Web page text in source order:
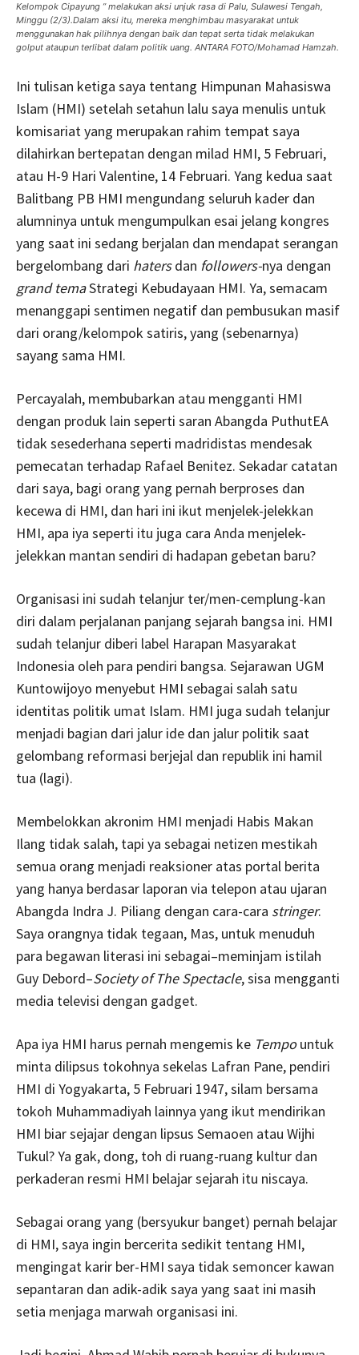
Kelompok Cipayung ” melakukan aksi unjuk rasa di Palu, Sulawesi Tengah,
Minggu (2/3).Dalam aksi itu, mereka menghimbau masyarakat untuk
menggunakan hak pilihnya dengan baik dan tepat serta tidak melakukan
golput ataupun terlibat dalam politik uang. ANTARA FOTO/Mohamad Hamzah.
Ini tulisan ketiga saya tentang Himpunan Mahasiswa
Islam (HMI) setelah setahun lalu saya menulis untuk
komisariat yang merupakan rahim tempat saya
dilahirkan bertepatan dengan milad HMI, 5 Februari,
atau H-9 Hari Valentine, 14 Februari. Yang kedua saat
Balitbang PB HMI mengundang seluruh kader dan
alumninya untuk mengumpulkan esai jelang kongres
yang saat ini sedang berjalan dan mendapat serangan
bergelombang dari hatersdan followers-nya dengan
grand temaStrategi Kebudayaan HMI. Ya, semacam
menanggapi sentimen negatif dan pembusukan masif
dari orang/kelompok satiris, yang (sebenarnya)
sayang sama HMI.
Percayalah, membubarkan atau mengganti HMI
dengan produk lain seperti saran Abangda PuthutEA
tidak sesederhana seperti madridistas mendesak
pemecatan terhadap Rafael Benitez. Sekadar catatan
dari saya, bagi orang yang pernah berproses dan
kecewa di HMI, dan hari ini ikut menjelek-jelekkan
HMI, apa iya seperti itu juga cara Anda menjelek-
jelekkan mantan sendiri di hadapan gebetan baru?
Organisasi ini sudah telanjur ter/men-cemplung-kan
diri dalam perjalanan panjang sejarah bangsa ini. HMI
sudah telanjur diberi label Harapan Masyarakat
Indonesia oleh para pendiri bangsa. Sejarawan UGM
Kuntowijoyo menyebut HMI sebagai salah satu
identitas politik umat Islam. HMI juga sudah telanjur
menjadi bagian dari jalur ide dan jalur politik saat
gelombang reformasi berjejal dan republik ini hamil
tua (lagi).
Membelokkan akronim HMI menjadi Habis Makan
Ilang tidak salah, tapi ya sebagai netizen mestikah
semua orang menjadi reaksioner atas portal berita
yang hanya berdasar laporan via telepon atau ujaran
Abangda Indra J. Piliang dengan cara-cara stringer.
Saya orangnya tidak tegaan, Mas, untuk menuduh
para begawan literasi ini sebagai–meminjam istilah
Guy Debord–Society of The Spectacle, sisa mengganti
media televisi dengan gadget.
Apa iya HMI harus pernah mengemis ke Tempountuk
minta dilipsus tokohnya sekelas Lafran Pane, pendiri
HMI di Yogyakarta, 5 Februari 1947, silam bersama
tokoh Muhammadiyah lainnya yang ikut mendirikan
HMI biar sejajar dengan lipsus Semaoen atau Wijhi
Tukul? Ya gak, dong, toh di ruang-ruang kultur dan
perkaderan resmi HMI belajar sejarah itu niscaya.
Sebagai orang yang (bersyukur banget) pernah belajar
di HMI, saya ingin bercerita sedikit tentang HMI,
mengingat karir ber-HMI saya tidak semoncer kawan
sepantaran dan adik-adik saya yang saat ini masih
setia menjaga marwah organisasi ini.